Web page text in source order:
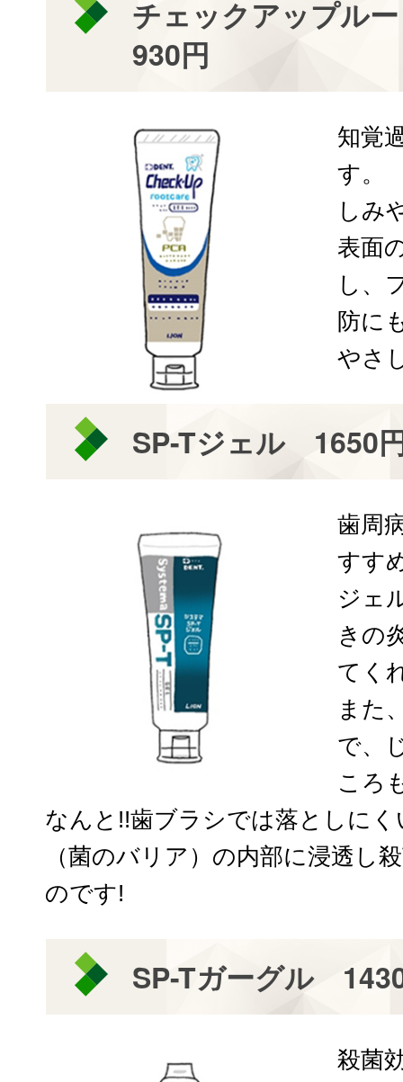
チェックアップル
930円
知覚
す。
しみ
表面
し、
防に
やさ
SP-Tジェル 1650
歯周
すす
ジェ
きの
てく
また
で、
ころ
なんと!!歯ブラシでは落としに
（菌のバリア）の内部に浸透し
のです!
SP-Tガーグル
殺菌